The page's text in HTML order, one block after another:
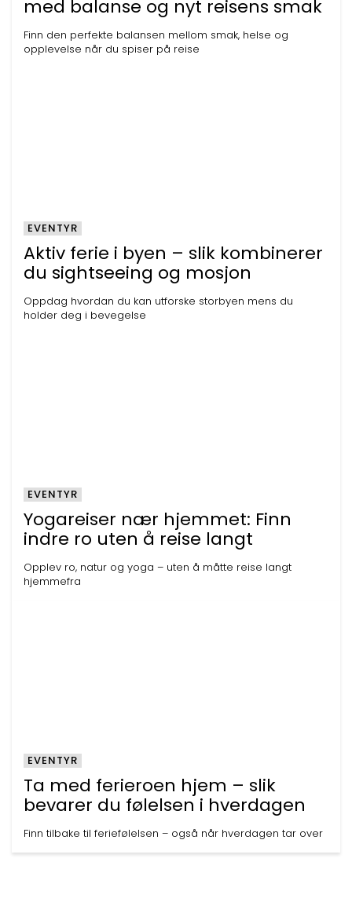
med balanse og nyt reisens smak
Finn den perfekte balansen mellom smak, helse og
opplevelse når du spiser på reise
Aktiv ferie i byen – slik kombinerer
du sightseeing og mosjon
Oppdag hvordan du kan utforske storbyen mens du
holder deg i bevegelse
EVENTYR
Yogareiser nær hjemmet: Finn
indre ro uten å reise langt
Opplev ro, natur og yoga – uten å måtte reise langt
hjemmefra
EVENTYR
Ta med ferieroen hjem – slik
bevarer du følelsen i hverdagen
Finn tilbake til feriefølelsen – også når hverdagen tar over
EVENTYR